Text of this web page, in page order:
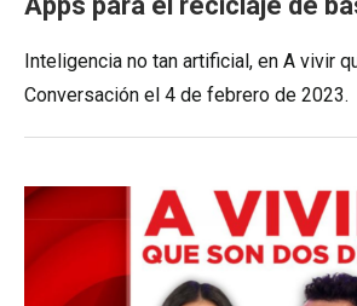
Inteligencia no tan artificial, en A vivir
Conversación el 4 de febrero de 2023.